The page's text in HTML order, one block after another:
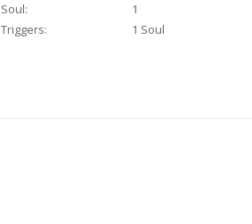
Soul:
1
Triggers:
1 Soul